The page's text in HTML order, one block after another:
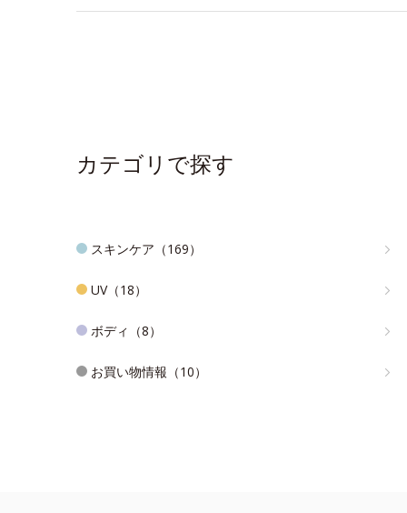
カテゴリで探す
スキンケア（169）
UV（18）
ボディ（8）
お買い物情報（10）